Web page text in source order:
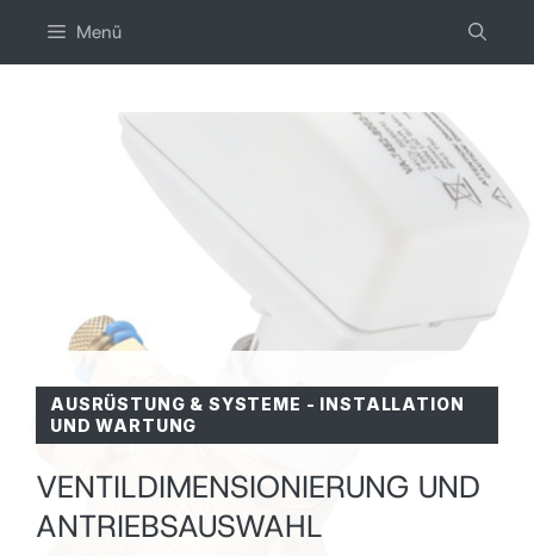
Menü
AUSRÜSTUNG & SYSTEME - INSTALLATION
UND WARTUNG
VENTILDIMENSIONIERUNG UND
ANTRIEBSAUSWAHL